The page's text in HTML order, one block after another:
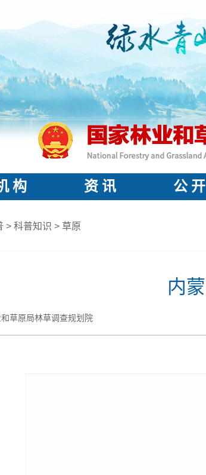
构 资 讯 公 开
> 科普知识 > 草原
内
草原局林草调查规划院